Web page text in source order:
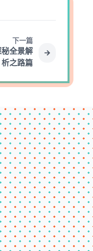
下一篇
全景解
析之路篇